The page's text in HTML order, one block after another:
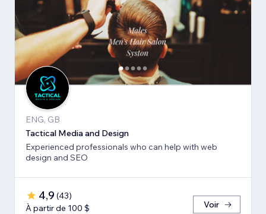
ENG, GB
Tactical Media and Design
Experienced professionals who can help with web
design and SEO
4,9 (43)
À partir de 100 $
Voir